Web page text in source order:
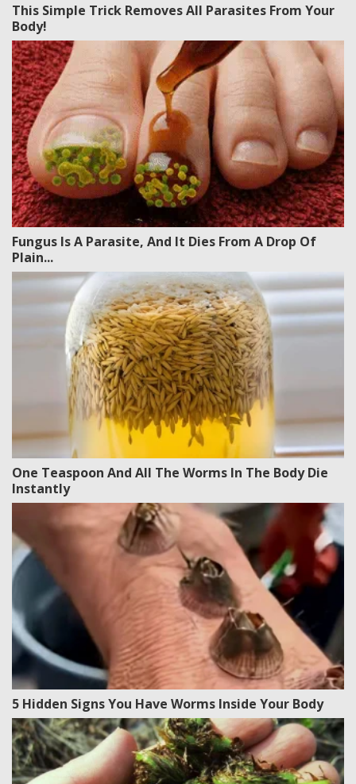
This Simple Trick Removes All Parasites From Your
Body!
Fungus Is A Parasite, And It Dies From A Drop Of
Plain...
One Teaspoon And All The Worms In The Body Die
Instantly
5 Hidden Signs You Have Worms Inside Your Body